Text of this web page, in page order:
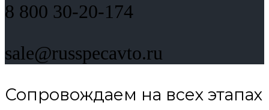
8 800 30-20-174
sale@russpecavto.ru
Сопровождаем на всех этапах